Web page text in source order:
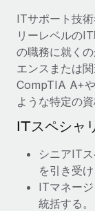
ITサポート技
リーレベルの
の職務に就く
エンスまたは
CompTIA A+
ような特定の
ITスペシャ
シニアIT
を引き受
ITマネー
統括する。